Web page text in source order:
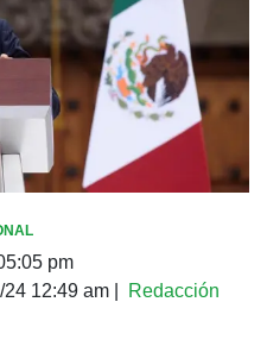
pm
24 12:49 am| Redacción